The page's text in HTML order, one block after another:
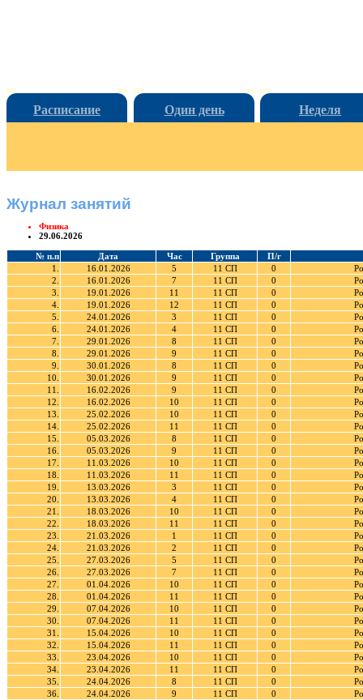
Расписание Один день Неделя
Журнал занятий
Физика
29.06.2026
№ п.п Дата Час Группа
П/г
1.
16.01.2026 5 11 СП 0
2.
16.01.2026 7 11 СП 0
3.
19.01.2026 11 11 СП 0
4.
19.01.2026 12 11 СП 0
5.
24.01.2026 3 11 СП 0
6.
24.01.2026 4 11 СП 0
7.
29.01.2026 8 11 СП 0
8.
29.01.2026 9 11 СП 0
9.
30.01.2026 8 11 СП 0
10.
30.01.2026 9 11 СП 0
11.
16.02.2026 9 11 СП 0
12.
16.02.2026 10 11 СП 0
13.
25.02.2026 10 11 СП 0
14.
25.02.2026 11 11 СП 0
15.
05.03.2026 8 11 СП 0
16.
05.03.2026 9 11 СП 0
17.
11.03.2026 10 11 СП 0
18.
11.03.2026 11 11 СП 0
19.
13.03.2026 3 11 СП 0
20.
13.03.2026 4 11 СП 0
21.
18.03.2026 10 11 СП 0
22.
18.03.2026 11 11 СП 0
23.
21.03.2026 1 11 СП 0
24.
21.03.2026 2 11 СП 0
25.
27.03.2026 5 11 СП 0
26.
27.03.2026 7 11 СП 0
27.
01.04.2026 10 11 СП 0
28.
01.04.2026 11 11 СП 0
29.
07.04.2026 10 11 СП 0
30.
07.04.2026 11 11 СП 0
31.
15.04.2026 10 11 СП 0
32.
15.04.2026 11 11 СП 0
33.
23.04.2026 10 11 СП 0
34.
23.04.2026 11 11 СП 0
35.
24.04.2026 8 11 СП 0
36.
24.04.2026 9 11 СП 0